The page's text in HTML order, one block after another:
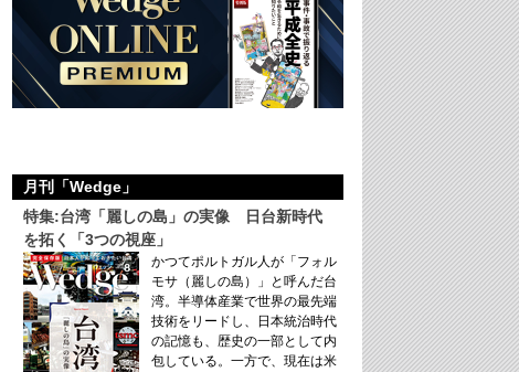
月刊「Wedge」
特集:台湾「麗しの島」の実像 日台新時代
を拓く「3つの視座」
かつてポルトガル人が「フォル
モサ（麗しの島）」と呼んだ台
湾。半導体産業で世界の最先端
技術をリードし、日本統治時代
の記憶も、歴史の一部として内
包している。一方で、現在は米